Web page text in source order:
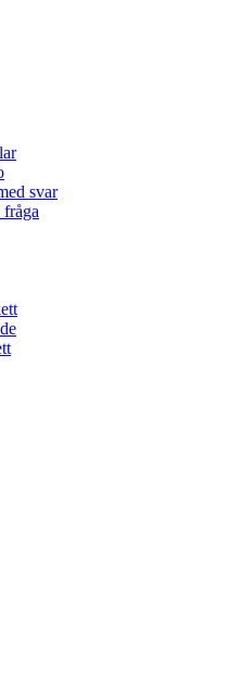
svar